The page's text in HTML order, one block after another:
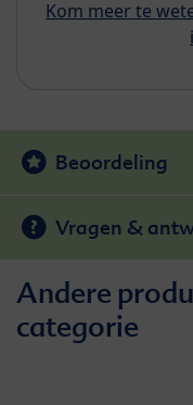
Kom meer te
Beoordeling
Vragen &
Andere
categorie